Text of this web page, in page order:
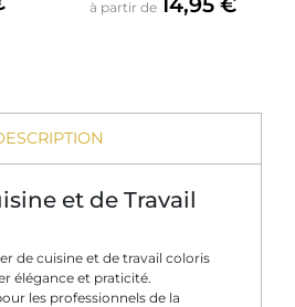
à partir de
et de Travail
de cuisine et de travail coloris
élégance et praticité.
les professionnels de la